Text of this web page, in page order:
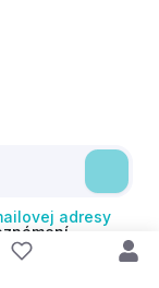
adresy
a)
kedykoľvek